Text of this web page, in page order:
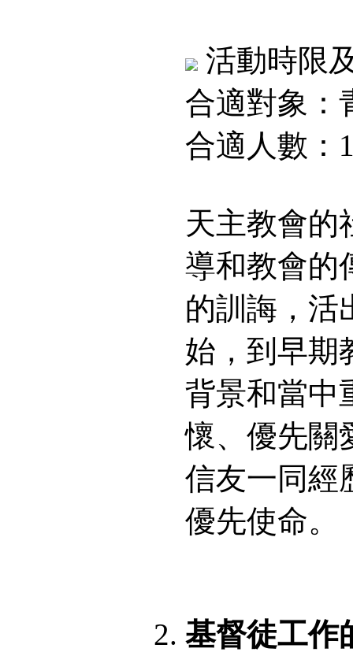
活動時限
合適對象：
合適人數：
天主教會的
導和教會的
的訓誨，活
始，到早期
背景和當中
懷、優先關
信友一同經
優先使命。
基督徒工作